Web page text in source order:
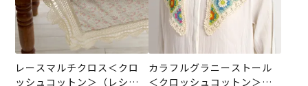
レースマルチクロス＜クロ
ッシュコットン＞（レシ
カラフルグラニーストール
＜クロッシュコットン＞